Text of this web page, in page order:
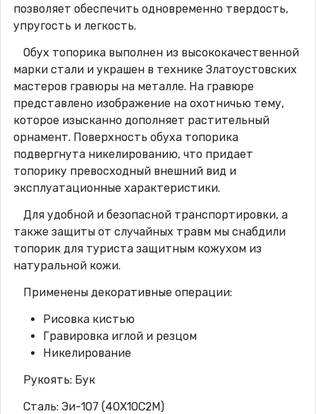
позволяет обеспечить одновременно твердость,
упругость и легкость.
Обух топорика выполнен из высококачественной
марки стали и украшен в технике Златоустовских
мастеров гравюры на металле. На гравюре
представлено изображение на охотничью тему,
которое изысканно дополняет растительный
орнамент. Поверхность обуха топорика
подвергнута никелированию, что придает
топорику превосходный внешний вид и
эксплуатационные характеристики.
Для удобной и безопасной транспортировки, а
также защиты от случайных травм мы снабдили
топорик для туриста защитным кожухом из
натуральной кожи.
Применены декоративные операции:
Рисовка кистью
Гравировка иглой и резцом
Никелирование
Рукоять: Бук
Сталь: Эи-107 (40Х10С2М)